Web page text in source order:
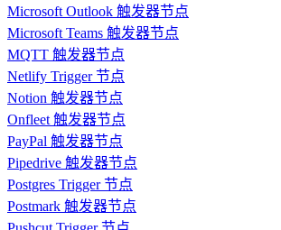
Microsoft Outlook 触发器节点
Microsoft Teams 触发器节点
MQTT 触发器节点
Netlify Trigger 节点
Notion 触发器节点
Onfleet 触发器节点
PayPal 触发器节点
Pipedrive 触发器节点
Postgres Trigger 节点
Postmark 触发器节点